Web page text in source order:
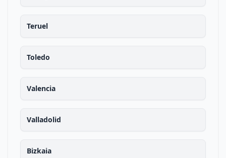
Teruel
Toledo
Valencia
Valladolid
Bizkaia